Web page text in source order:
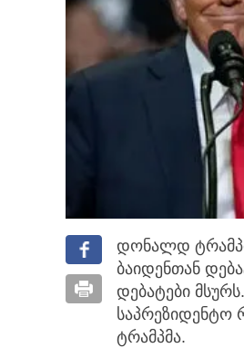
დონალდ
ბაიდენთან
დებატები
საპრეზიდენტო
ტრამპმა.